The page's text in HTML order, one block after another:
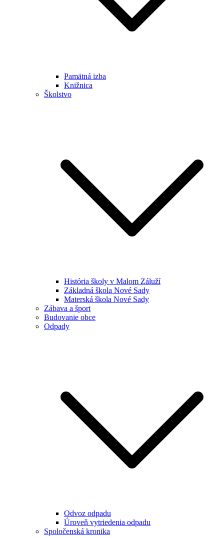
Pamätná izba
Knižnica
Školstvo
História školy v Malom Záluží
Základná škola Nové Sady
Materská škola Nové Sady
Zábava a šport
Budovanie obce
Odpady
Odvoz odpadu
Úroveň vytriedenia odpadu
Spoločenská kronika